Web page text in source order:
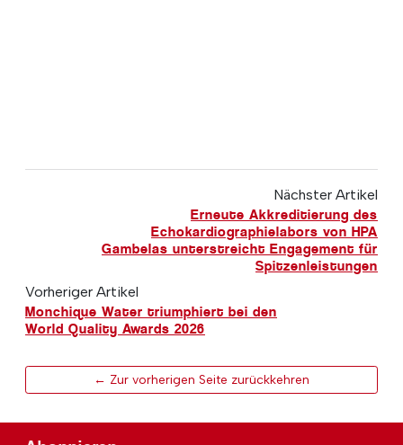
Nächster Artikel
Erneute Akkreditierung des
Echokardiographielabors von HPA
Gambelas unterstreicht Engagement für
Spitzenleistungen
Vorheriger Artikel
Monchique Water triumphiert bei den
World Quality Awards 2026
← Zur vorherigen Seite zurückkehren